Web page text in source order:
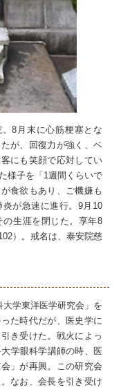
8月末に心筋梗塞とな
が、回復力が強く、ベ
にも笑顔で応対してい
様子を「1週間くらいで
食欲もあり、ご機嫌も
が急速に進行。9月10
の生涯を閉じた。享年8
）。戒名は、泰安院慈
学東洋医学研究会」を
た時代だが、医史学に
き受けた。戦火によっ
学眼科学講師の時、医
」が再興。この研究会
なお、会長を引き受け